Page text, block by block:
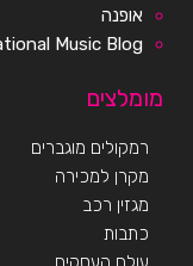
אופנה
Music Blog
מומלצים
רמקולים מוגברים
מקרן למכירה
מגזין רכב
כתבות